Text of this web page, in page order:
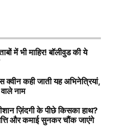
में भी माहिर! बॉलीवुड की ये
कही जाती यह अभिनेत्रियां,
नाम
ज़िंदगी के पीछे किसका हाथ?
और कमाई सुनकर चौंक जाएंगे